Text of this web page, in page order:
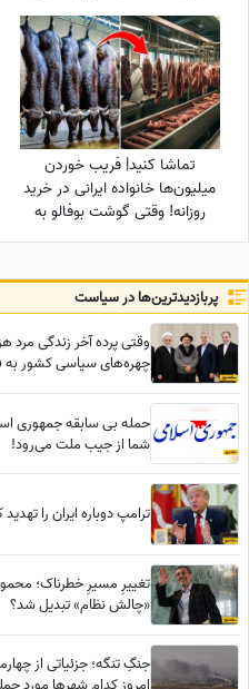
کنکور را ترکاندند!
تماشا کنید| فریب خوردن
میلیون‌ها خانواده ایرانی در خرید
روزانه! وقتی گوشت بوفالو به
پربازدید‌ترین‌ها در سیاست
وقتی پرده آخر زندگی مرد
چهره‌های سیاسی کشور به
حمله بی سابقه جمهوری
شما از جیب ملت می‌رود!
ترامپ دوباره ایران را
تغییرِ مسیرِ خطرناک؛
«چالش نظام» تبدیل شد؟
جنگِ تنگه؛ جزئیاتی از